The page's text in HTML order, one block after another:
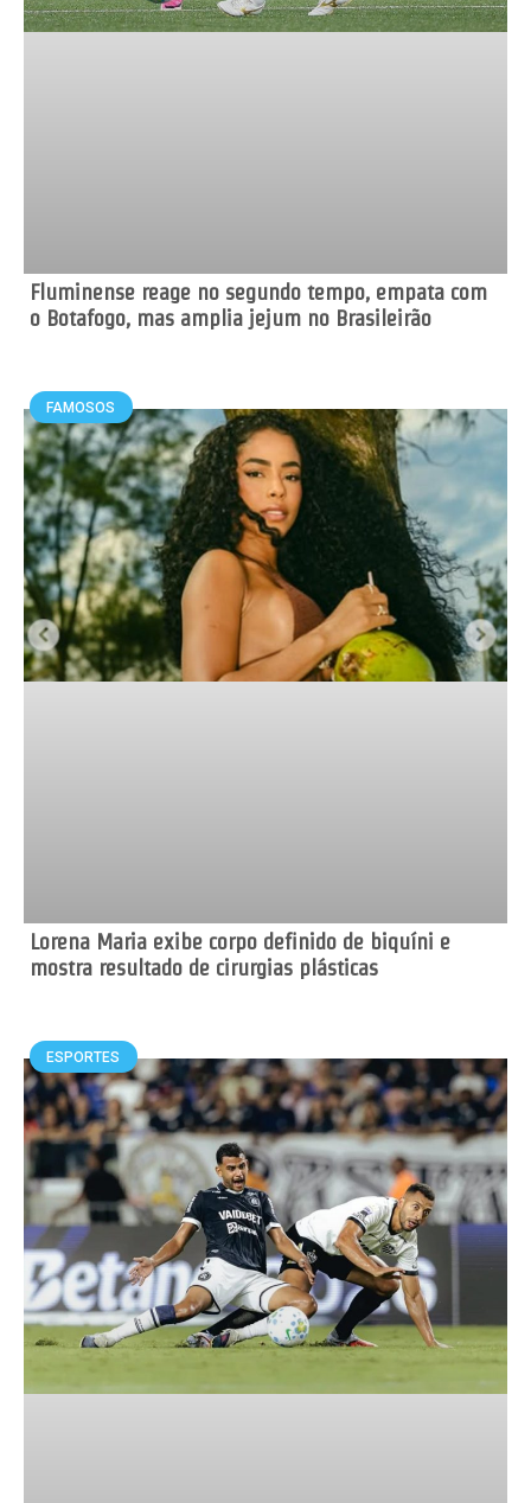
Fluminense reage no segundo tempo, empata com
o Botafogo, mas amplia jejum no Brasileirão
FAMOSOS
Lorena Maria exibe corpo definido de biquíni e
mostra resultado de cirurgias plásticas
ESPORTES